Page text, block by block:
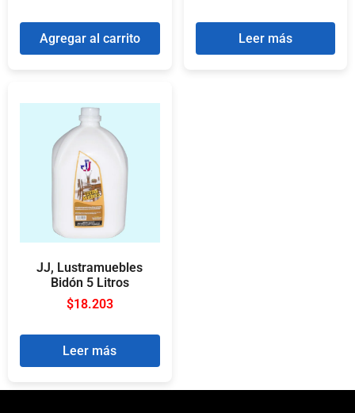
Agregar al carrito Leer más
JJ, Lustramuebles
Bidón 5 Litros
$18.203
Leer más